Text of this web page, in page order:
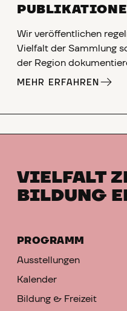
Wir veröffentlichen
Vielfalt der Sammlung
der Region
MEHR ERFAHREN
VIELFALT
BILDUNG
PROGRAMM
Ausstellungen
Kalender
Bildung & Freizeit